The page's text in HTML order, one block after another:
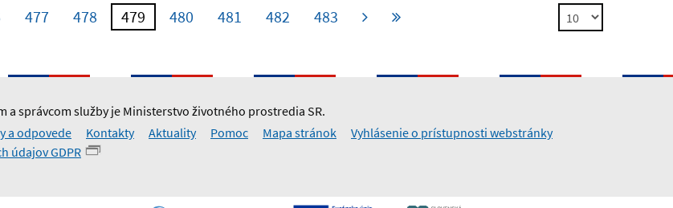
477 478 479 480 481 482 483
a správcom služby je Ministerstvo životného prostredia SR.
a odpovede Kontakty Aktuality Pomoc Mapa stránok
Vyhlásenie o prístupnosti webstránky
údajov GDPR